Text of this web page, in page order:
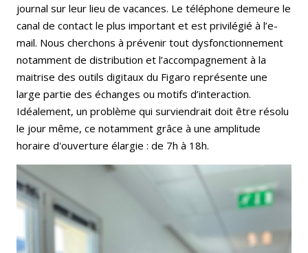
journal sur leur lieu de vacances. Le téléphone demeure le
canal de contact le plus important et est privilégié à l’e-
mail. Nous cherchons à prévenir tout dysfonctionnement
notamment de distribution et l’accompagnement à la
maitrise des outils digitaux du Figaro représente une
large partie des échanges ou motifs d’interaction.
Idéalement, un problème qui surviendrait doit être résolu
le jour même, ce notamment grâce à une amplitude
horaire d'ouverture élargie : de 7h à 18h.